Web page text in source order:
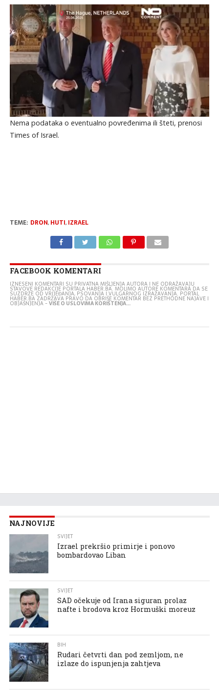
Nema podataka o eventualno povređenima ili šteti, prenosi
Times of Israel.
TEME: DRON, HUTI, IZRAEL
FACEBOOK KOMENTARI
IZNESENI KOMENTARI SU PRIVATNA MIŠLJENJA AUTORA I NE ODRAŽAVAJU
STAVOVE REDAKCIJE PORTALA HABER.BA. MOLIMO AUTORE KOMENTARA DA SE
SUZDRŽE OD VRIJEĐANJA, PSOVANJA I VULGARNOG IZRAŽAVANJA. PORTAL
HABER.BA ZADRŽAVA PRAVO DA OBRIŠE KOMENTAR BEZ PRETHODNE NAJAVE I
OBJAŠNJENJA -VIŠE O USLOVIMA KORIŠTENJA...
NAJNOVIJE
SVIJET
Izrael prekršio primirje i ponovo
bombardovao Liban
SVIJET
SAD očekuje od Irana siguran prolaz
nafte i brodova kroz Hormuški moreuz
BIH
Rudari četvrti dan pod zemljom, ne
izlaze do ispunjenja zahtjeva